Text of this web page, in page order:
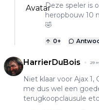
Deze speler is
heropbouw 10
🤣
0+
HarrierDuBois 29
Niet klaar voor Ajax
me dus wel een
terugkoopclausule